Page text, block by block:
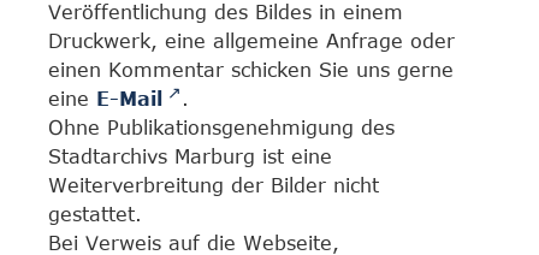
Veröffentlichung des Bildes in einem
Druckwerk, eine allgemeine Anfrage oder
einen Kommentar schicken Sie uns gerne
eine E-Mail
.
Ohne Publikationsgenehmigung des
Stadtarchivs Marburg ist eine
Weiterverbreitung der Bilder nicht
gestattet.
Bei Verweis auf die Webseite,